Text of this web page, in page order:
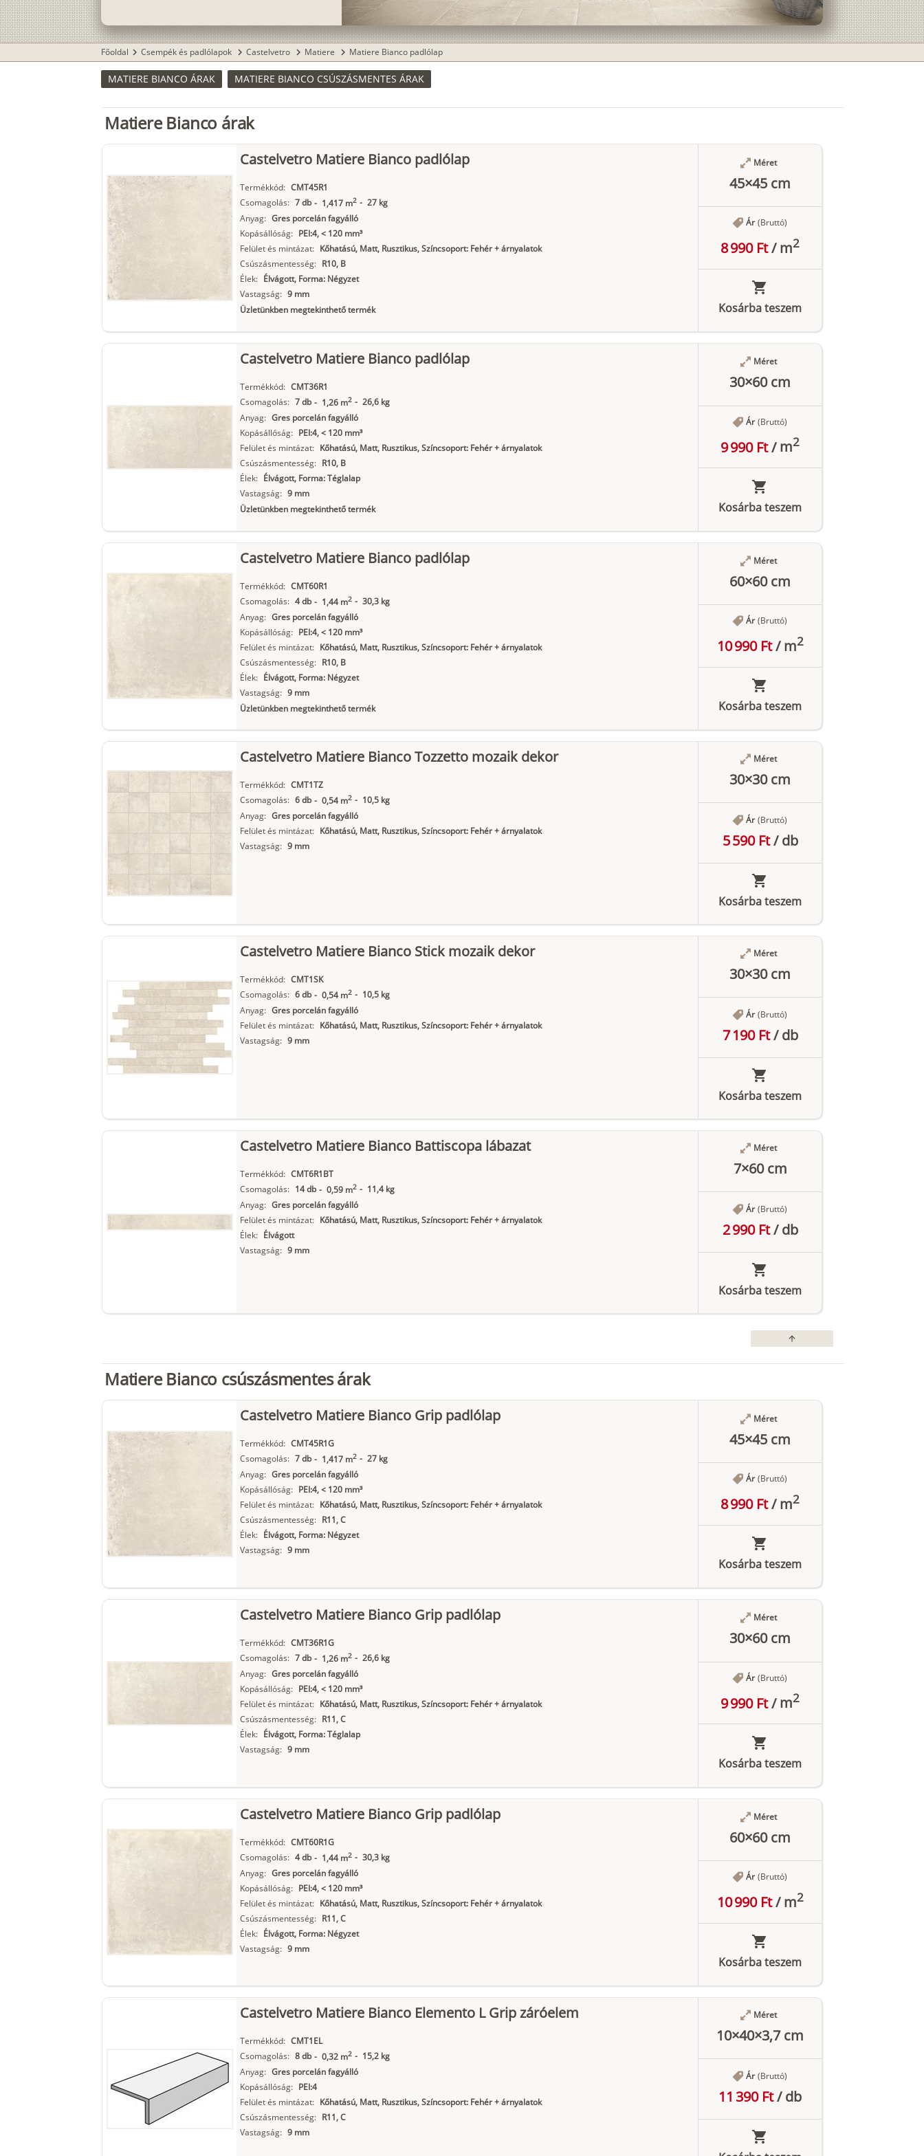
Főoldal chevron_right Csempék és padlólapok chevron_right Castelvetro chevron_right Matiere chevron_right Matiere Bianco padlólap
MATIERE BIANCO ÁRAK MATIERE BIANCO CSÚSZÁSMENTES ÁRAK
Matiere Bianco árak
Castelvetro Matiere Bianco padlólap
Termékkód: CMT45R1
Csomagolás: 7 db - 1,417 m2 - 27 kg
Anyag: Gres porcelán fagyálló
Kopásállóság: PEI:4, < 120 mm³
Felület és mintázat: Kőhatású, Matt, Rusztikus, Színcsoport: Fehér + árnyalatok
Csúszásmentesség: R10, B
Élek: Élvágott, Forma: Négyzet
Vastagság: 9 mm
Üzletünkben megtekinthető termék
Méret
45×45 cm
Ár (Bruttó)
8 990 Ft/m2
Kosárba teszem
Castelvetro Matiere Bianco padlólap
Termékkód: CMT36R1
Csomagolás: 7 db - 1,26 m2 - 26,6 kg
Anyag: Gres porcelán fagyálló
Kopásállóság: PEI:4, < 120 mm³
Felület és mintázat: Kőhatású, Matt, Rusztikus, Színcsoport: Fehér + árnyalatok
Csúszásmentesség: R10, B
Élek: Élvágott, Forma: Téglalap
Vastagság: 9 mm
Üzletünkben megtekinthető termék
Méret
30×60 cm
Ár (Bruttó)
9 990 Ft/m2
Kosárba teszem
Castelvetro Matiere Bianco padlólap
Termékkód: CMT60R1
Csomagolás: 4 db - 1,44 m2 - 30,3 kg
Anyag: Gres porcelán fagyálló
Kopásállóság: PEI:4, < 120 mm³
Felület és mintázat: Kőhatású, Matt, Rusztikus, Színcsoport: Fehér + árnyalatok
Csúszásmentesség: R10, B
Élek: Élvágott, Forma: Négyzet
Vastagság: 9 mm
Üzletünkben megtekinthető termék
Méret
60×60 cm
Ár (Bruttó)
10 990 Ft/m2
Kosárba teszem
Castelvetro Matiere Bianco Tozzetto mozaik dekor
Termékkód: CMT1TZ
Csomagolás: 6 db - 0,54 m2 - 10,5 kg
Anyag: Gres porcelán fagyálló
Felület és mintázat: Kőhatású, Matt, Rusztikus, Színcsoport: Fehér + árnyalatok
Vastagság: 9 mm
Méret
30×30 cm
Ár (Bruttó)
5 590 Ft/db
Kosárba teszem
Castelvetro Matiere Bianco Stick mozaik dekor
Termékkód: CMT1SK
Csomagolás: 6 db - 0,54 m2 - 10,5 kg
Anyag: Gres porcelán fagyálló
Felület és mintázat: Kőhatású, Matt, Rusztikus, Színcsoport: Fehér + árnyalatok
Vastagság: 9 mm
Méret
30×30 cm
Ár (Bruttó)
7 190 Ft/db
Kosárba teszem
Castelvetro Matiere Bianco Battiscopa lábazat
Termékkód: CMT6R1BT
Csomagolás: 14 db - 0,59 m2 - 11,4 kg
Anyag: Gres porcelán fagyálló
Felület és mintázat: Kőhatású, Matt, Rusztikus, Színcsoport: Fehér + árnyalatok
Élek: Élvágott
Vastagság: 9 mm
Méret
7×60 cm
Ár (Bruttó)
2 990 Ft/db
Kosárba teszem
arrow_upward
Matiere Bianco csúszásmentes árak
Castelvetro Matiere Bianco Grip padlólap
Termékkód: CMT45R1G
Csomagolás: 7 db - 1,417 m2 - 27 kg
Anyag: Gres porcelán fagyálló
Kopásállóság: PEI:4, < 120 mm³
Felület és mintázat: Kőhatású, Matt, Rusztikus, Színcsoport: Fehér + árnyalatok
Csúszásmentesség: R11, C
Élek: Élvágott, Forma: Négyzet
Vastagság: 9 mm
Méret
45×45 cm
Ár (Bruttó)
8 990 Ft/m2
Kosárba teszem
Castelvetro Matiere Bianco Grip padlólap
Termékkód: CMT36R1G
Csomagolás: 7 db - 1,26 m2 - 26,6 kg
Anyag: Gres porcelán fagyálló
Kopásállóság: PEI:4, < 120 mm³
Felület és mintázat: Kőhatású, Matt, Rusztikus, Színcsoport: Fehér + árnyalatok
Csúszásmentesség: R11, C
Élek: Élvágott, Forma: Téglalap
Vastagság: 9 mm
Méret
30×60 cm
Ár (Bruttó)
9 990 Ft/m2
Kosárba teszem
Castelvetro Matiere Bianco Grip padlólap
Termékkód: CMT60R1G
Csomagolás: 4 db - 1,44 m2 - 30,3 kg
Anyag: Gres porcelán fagyálló
Kopásállóság: PEI:4, < 120 mm³
Felület és mintázat: Kőhatású, Matt, Rusztikus, Színcsoport: Fehér + árnyalatok
Csúszásmentesség: R11, C
Élek: Élvágott, Forma: Négyzet
Vastagság: 9 mm
Méret
60×60 cm
Ár (Bruttó)
10 990 Ft/m2
Kosárba teszem
Castelvetro Matiere Bianco Elemento L Grip záróelem
Termékkód: CMT1EL
Csomagolás: 8 db - 0,32 m2 - 15,2 kg
Anyag: Gres porcelán fagyálló
Kopásállóság: PEI:4
Felület és mintázat: Kőhatású, Matt, Rusztikus, Színcsoport: Fehér + árnyalatok
Csúszásmentesség: R11, C
Vastagság: 9 mm
Méret
10×40×3,7 cm
Ár (Bruttó)
11 390 Ft/db